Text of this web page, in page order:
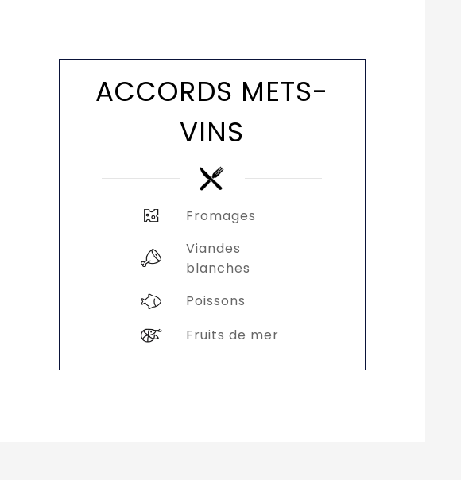
ACCORDS METS-
VINS
Fromages
Viandes
blanches
Poissons
Fruits de mer